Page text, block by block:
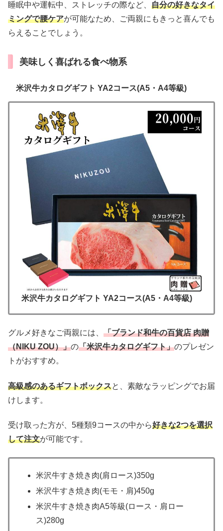
睡眠中や運転中、ストレッチの際など、 自分の好きなタイ
ミングで腰ケアが可能なため、ご両親にもきっと喜んでも
らえることでしょう。
美味しく喜ばれる食べ物系
米沢牛カタログギフト YA2コース(A5・A4等級)
米沢牛カタログギフト YA2コース(A5・A4等級)
グルメ好きなご両親には、 「ブランド和牛の百貨店 肉贈
（NIKU ZOU）」の「米沢牛カタログギフト」のプレゼン
トがおすすめ。
高級感のあるギフトボックスと、素敵なラッピングでお届
けします。
受け取った方が、5種類9コースの中から好きな2つを選択
して注文が可能です。
米沢牛すき焼き肉(肩ロース)350g
米沢牛すき焼き肉(モモ・肩)450g
米沢牛すき焼き肉A5等級(ロース・肩ロー
ス)280g